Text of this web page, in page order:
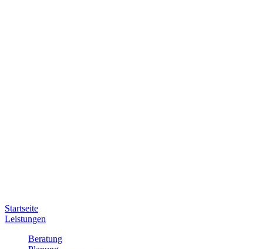
Startseite
Leistungen
Beratung